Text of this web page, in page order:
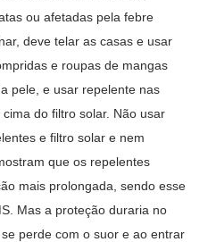
ou afetadas pela febre
deve telar as casas e usar
e roupas de mangas
pele, e usar repelente nas
do filtro solar. Não usar
e filtro solar e nem
que os repelentes
mais prolongada, sendo esse
Mas a proteção duraria no
perde com o suor e ao entrar